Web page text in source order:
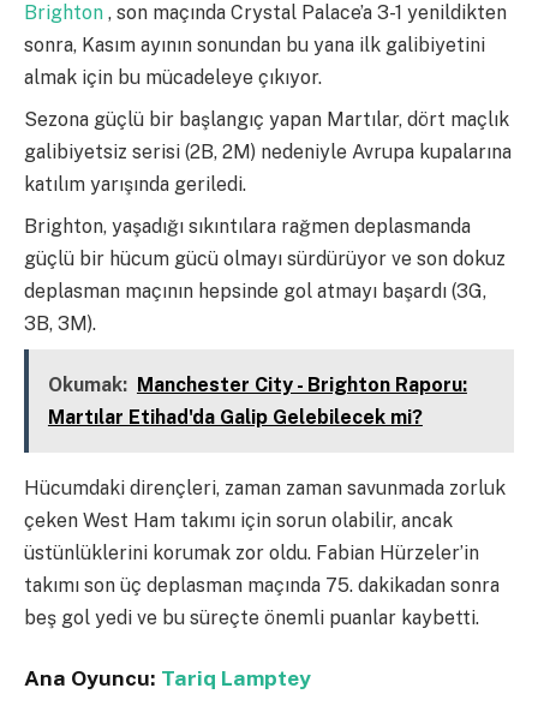
Brighton , son maçında Crystal Palace’a 3-1 yenildikten
sonra, Kasım ayının sonundan bu yana ilk galibiyetini
almak için bu mücadeleye çıkıyor.
Sezona güçlü bir başlangıç yapan Martılar, dört maçlık
galibiyetsiz serisi (2B, 2M) nedeniyle Avrupa kupalarına
katılım yarışında geriledi.
Brighton, yaşadığı sıkıntılara rağmen deplasmanda
güçlü bir hücum gücü olmayı sürdürüyor ve son dokuz
deplasman maçının hepsinde gol atmayı başardı (3G,
3B, 3M).
Okumak: Manchester City - Brighton Raporu:
Martılar Etihad'da Galip Gelebilecek mi?
Hücumdaki dirençleri, zaman zaman savunmada zorluk
çeken West Ham takımı için sorun olabilir, ancak
üstünlüklerini korumak zor oldu. Fabian Hürzeler’in
takımı son üç deplasman maçında 75. dakikadan sonra
beş gol yedi ve bu süreçte önemli puanlar kaybetti.
Ana Oyuncu: Tariq Lamptey